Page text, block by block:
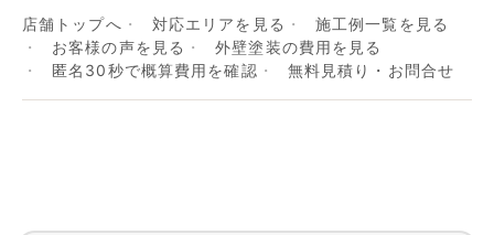
店舗トップへ 対応エリアを見る
施工例一覧を見る
お客様の声を見る
外壁塗装の費用を見る
匿名30秒で概算費用を確認
無料見積り・お問合せ